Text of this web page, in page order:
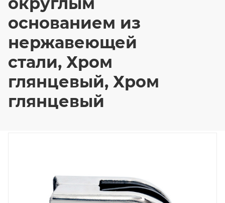
основанием из
нержавеющей
стали, Хром
глянцевый, Хром
глянцевый